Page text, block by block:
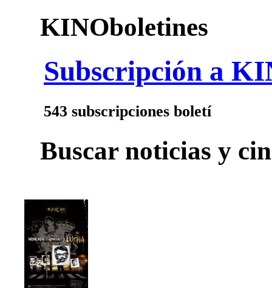
KINOboletines
Subscripción a
543 subscripciones boletí
Buscar noticias y